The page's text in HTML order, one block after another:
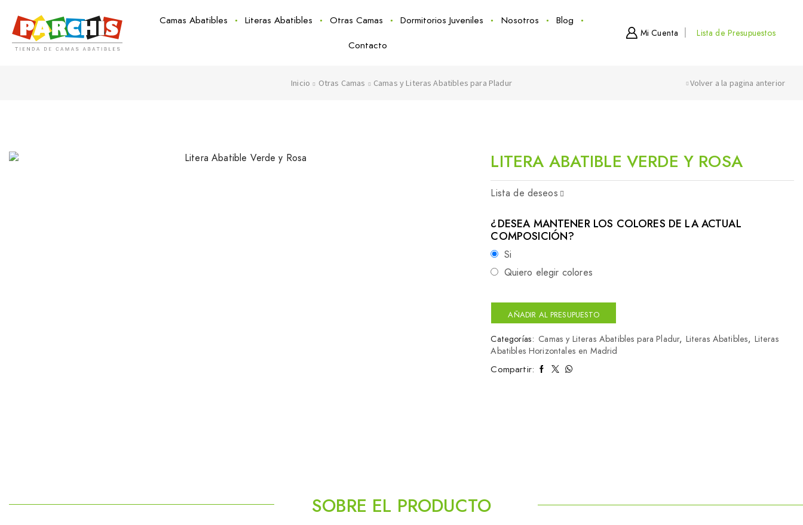
Camas Abatibles Literas Abatibles Otras Camas Dormitorios Juveniles Nosotros
Blog
Contacto
Mi Cuenta Lista de Presupuestos
Inicio Otras Camas Camas y Literas Abatibles para Pladur Volver a la pagina anterior
LITERA ABATIBLE VERDE Y ROSA
Lista de deseos
¿DESEA MANTENER LOS COLORES DE LA ACTUAL
COMPOSICIÓN?
Si
Quiero elegir colores
AÑADIR AL PRESUPUESTO
Categorías: Camas y Literas Abatibles para Pladur, Literas Abatibles, Literas
Abatibles Horizontales en Madrid
Compartir:
SOBRE EL PRODUCTO